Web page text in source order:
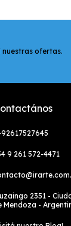
ofertas.
9 261 572-4471
2351 -
Mendoza -